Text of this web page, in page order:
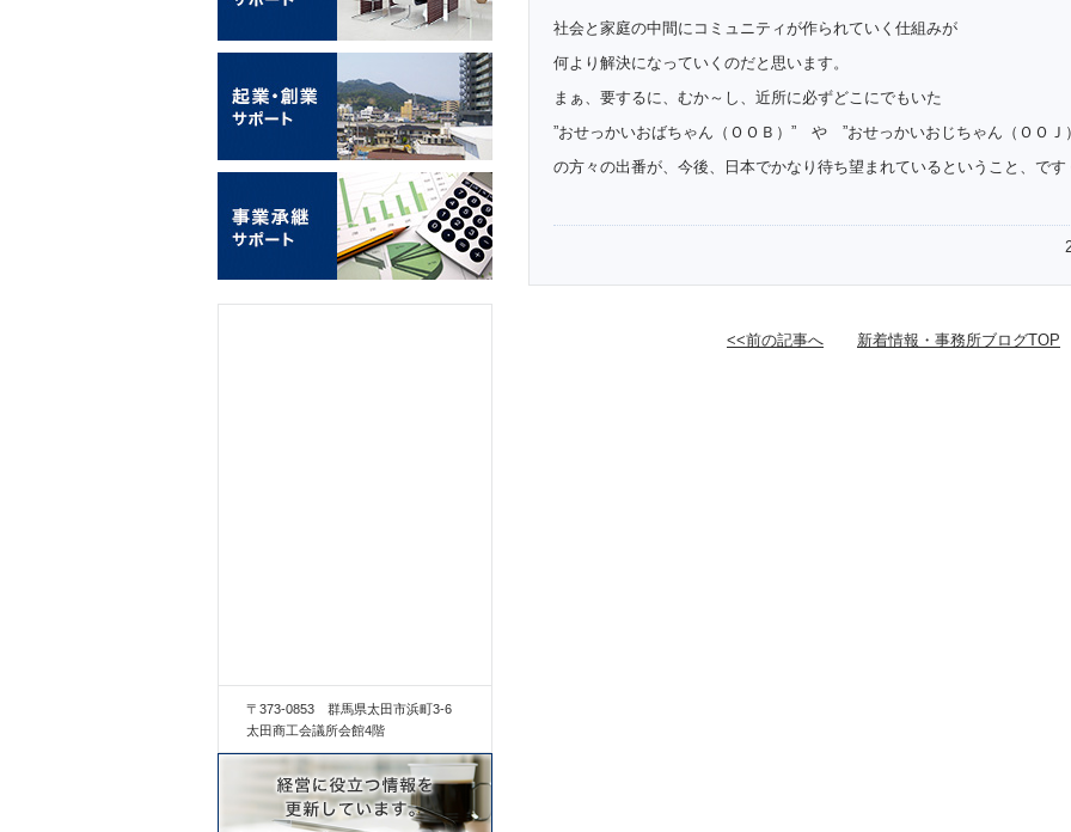
社会と家庭の中間にコミュニティが作られていく仕組みが
何より解決になっていくのだと思います。
まぁ、要するに、むか～し、近所に必ずどこにでもいた
”おせっかいおばちゃん（ＯＯＢ）” や ”おせっかいおじちゃん（ＯＯＪ
の方々の出番が、今後、日本でかなり待ち望まれているということ、です
<<前の記事へ 新着情報・事務所ブログTOP
〒373-0853 群馬県太田市浜町3-6
太田商工会議所会館4階